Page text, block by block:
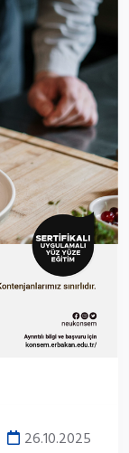
26.10.2025